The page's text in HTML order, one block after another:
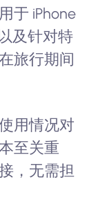
于 iPhone
及针对特
旅行期间
用情况对
至关重
，无需担